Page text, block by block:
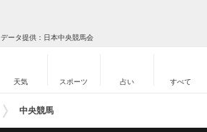
データ提供：日本中央競馬会
天気 スポーツ 占い すべて
中央競馬